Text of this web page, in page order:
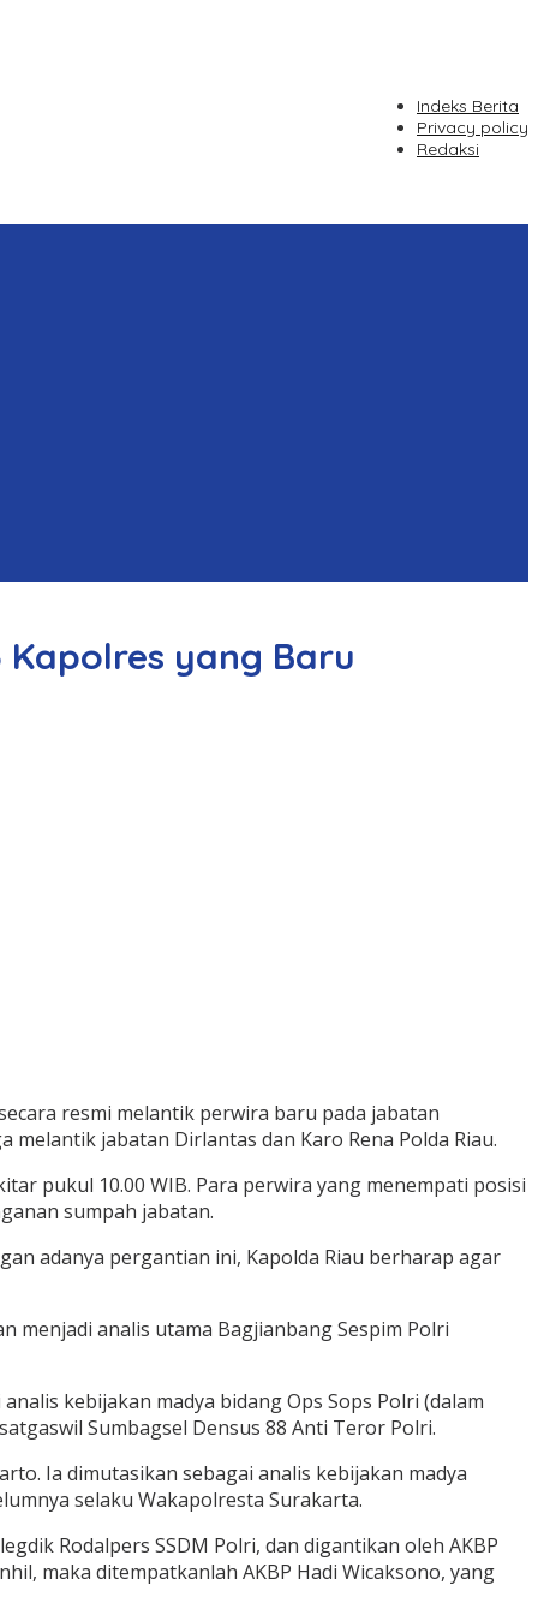
Indeks Berita
Privacy policy
Redaksi
yang Baru
resmi melantik perwira baru pada jabatan
jabatan Dirlantas dan Karo Rena Polda Riau.
pukul 10.00 WIB. Para perwira yang menempati posisi
sumpah jabatan.
adanya pergantian ini, Kapolda Riau berharap agar
menjadi analis utama Bagjianbang Sespim Polri
kebijakan madya bidang Ops Sops Polri (dalam
Sumbagsel Densus 88 Anti Teror Polri.
Ia dimutasikan sebagai analis kebijakan madya
selaku Wakapolresta Surakarta.
Rodalpers SSDM Polri, dan digantikan oleh AKBP
maka ditempatkanlah AKBP Hadi Wicaksono, yang